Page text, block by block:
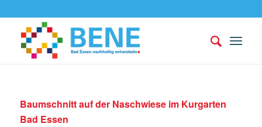
Baumschnitt auf der Naschwiese im Kurgarten
Bad Essen